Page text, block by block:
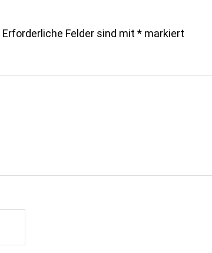
Erforderliche Felder sind mit * markiert